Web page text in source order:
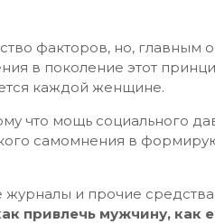
факторов, но, главным
в поколение этот
каждой женщине.
что мощь социального
самомнения в
журналы и прочие средства
привлечь мужчину, как